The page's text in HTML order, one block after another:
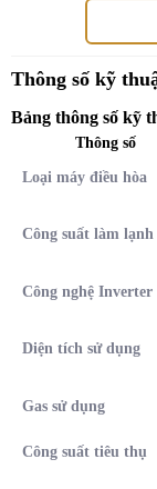
điện
Máy điều hòa
Thông số kỹ
Bảng thông số kỹ
Thông số
Loại máy điều hòa
Công suất làm lạnh
Công nghệ Inverter
Diện tích sử dụng
Gas sử dụng
Công suất tiêu thụ